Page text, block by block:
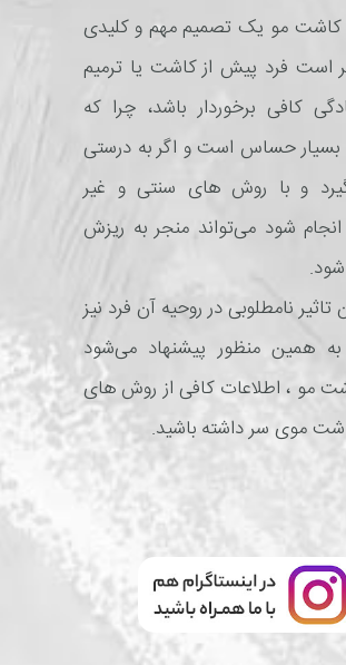
کاشت مو یک تصمیم مهم و کلیدی
است فرد پیش از کاشت یا ترمیم
کافی برخوردار باشد، چرا که
حساس است و اگر به درستی
و با روش های سنتی و غیر
شود می‌تواند منجر به ریزش
تاثیر نامطلوبی در روحیه آن فرد نیز
به همین منظور پیشنهاد می‌شود
مو ، اطلاعات کافی از روش های
موی سر داشته باشید.